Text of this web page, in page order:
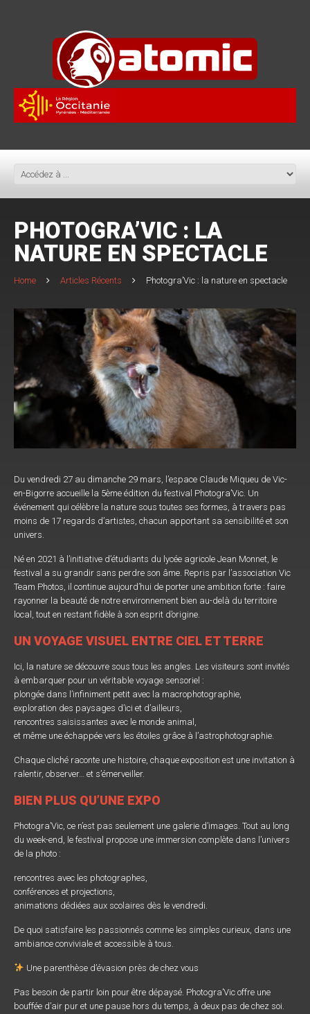
PHOTOGRA’VIC : LA
NATURE EN SPECTACLE
Home Articles Récents Photogra’Vic : la nature en spectacle
Du vendredi 27 au dimanche 29 mars, l’espace Claude Miqueu de Vic-
en-Bigorre accueille la 5ème édition du festival Photogra’Vic. Un
événement qui célèbre la nature sous toutes ses formes, à travers pas
moins de 17 regards d’artistes, chacun apportant sa sensibilité et son
univers.
Né en 2021 à l’initiative d’étudiants du lycée agricole Jean Monnet, le
festival a su grandir sans perdre son âme. Repris par l’association Vic
Team Photos, il continue aujourd’hui de porter une ambition forte : faire
rayonner la beauté de notre environnement bien au-delà du territoire
local, tout en restant fidèle à son esprit d’origine.
UN VOYAGE VISUEL ENTRE CIEL ET TERRE
Ici, la nature se découvre sous tous les angles. Les visiteurs sont invités
à embarquer pour un véritable voyage sensoriel :
plongée dans l’infiniment petit avec la macrophotographie,
exploration des paysages d’ici et d’ailleurs,
rencontres saisissantes avec le monde animal,
et même une échappée vers les étoiles grâce à l’astrophotographie.
Chaque cliché raconte une histoire, chaque exposition est une invitation à
ralentir, observer… et s’émerveiller.
BIEN PLUS QU’UNE EXPO
Photogra’Vic, ce n’est pas seulement une galerie d’images. Tout au long
du week-end, le festival propose une immersion complète dans l’univers
de la photo :
rencontres avec les photographes,
conférences et projections,
animations dédiées aux scolaires dès le vendredi.
De quoi satisfaire les passionnés comme les simples curieux, dans une
ambiance conviviale et accessible à tous.
Une parenthèse d’évasion près de chez vous
Pas besoin de partir loin pour être dépaysé. Photogra’Vic offre une
bouffée d’air pur et une pause hors du temps, à deux pas de chez soi.